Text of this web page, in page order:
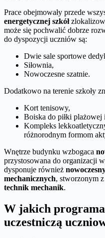
Prace obejmowały przede
energetycznej szkół
może się pochwalić dobrze
do dyspozycji uczniów są:
Dwie sale sportowe
Siłownia,
Nowoczesne szatnie.
Dodatkowo na terenie szkoły
Kort tenisowy,
Boiska do piłki
Kompleks
różnorodnym formom
Wnętrze budynku wzbogaca
przystosowana do organizacji
dysponuje również
mechanicznych, stworzonym
technik mechanik.
W jakich
uczestniczą